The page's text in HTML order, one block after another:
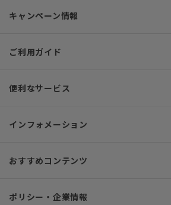
キャンペーン情報
ご利用ガイド
便利なサービス
インフォメーション
おすすめコンテンツ
ポリシー・企業情報